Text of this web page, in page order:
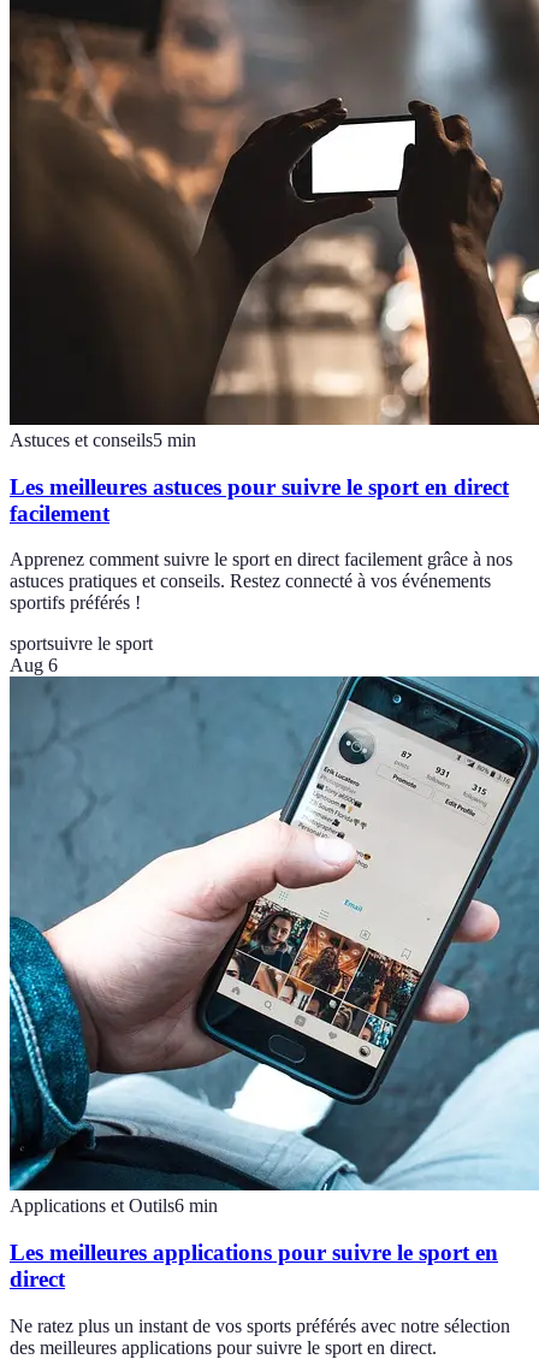
Astuces et conseils5 min
Les meilleures astuces pour suivre le sport en direct
facilement
Apprenez comment suivre le sport en direct facilement grâce à nos
astuces pratiques et conseils. Restez connecté à vos événements
sportifs préférés !
sportsuivre le sport
Aug 6
Applications et Outils6 min
Les meilleures applications pour suivre le sport en
direct
Ne ratez plus un instant de vos sports préférés avec notre sélection
des meilleures applications pour suivre le sport en direct.